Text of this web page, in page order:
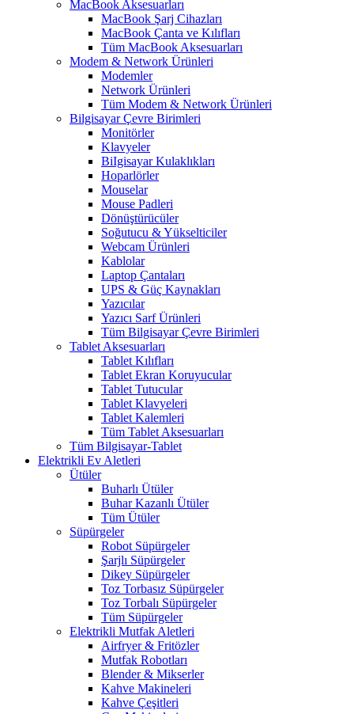
MacBook Aksesuarları
MacBook Şarj Cihazları
MacBook Çanta ve Kılıfları
Tüm MacBook Aksesuarları
Modem & Network Ürünleri
Modemler
Network Ürünleri
Tüm Modem & Network Ürünleri
Bilgisayar Çevre Birimleri
Monitörler
Klavyeler
BiIgisayar Kulaklıkları
Hoparlörler
Mouselar
Mouse Padleri
Dönüştürücüler
Soğutucu & Yükselticiler
Webcam Ürünleri
Kablolar
Laptop Çantaları
UPS & Güç Kaynakları
Yazıcılar
Yazıcı Sarf Ürünleri
Tüm Bilgisayar Çevre Birimleri
Tablet Aksesuarları
Tablet Kılıfları
Tablet Ekran Koruyucular
Tablet Tutucular
Tablet Klavyeleri
Tablet Kalemleri
Tüm Tablet Aksesuarları
Tüm Bilgisayar-Tablet
Elektrikli Ev Aletleri
Ütüler
Buharlı Ütüler
Buhar Kazanlı Ütüler
Tüm Ütüler
Süpürgeler
Robot Süpürgeler
Şarjlı Süpürgeler
Dikey Süpürgeler
Toz Torbasız Süpürgeler
Toz Torbalı Süpürgeler
Tüm Süpürgeler
Elektrikli Mutfak Aletleri
Airfryer & Fritözler
Mutfak Robotları
Blender & Mikserler
Kahve Makineleri
Kahve Çeşitleri